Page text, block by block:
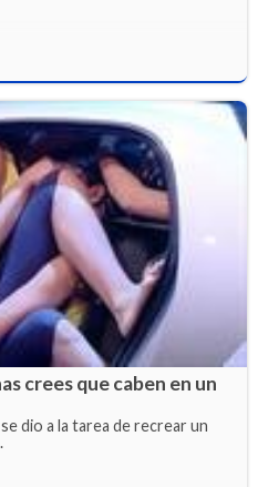
crees que caben en un
dio a la tarea de recrear un